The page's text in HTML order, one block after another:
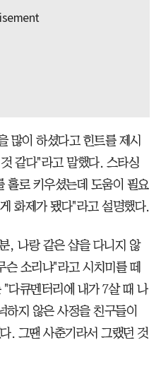
많이 하셨다고 힌트를 제시
같다"라고 말했다. 스타싱
홀로 키우셨는데 도움이 필요
화제가 됐다"라고 설명했다.
, 나랑 같은 샵을 다니지 않
소리냐"라고 시치미를 떼
다큐멘터리에 내가 7살 때 나
지 않은 사정을 친구들이
. 그땐 사춘기라서 그랬던 것